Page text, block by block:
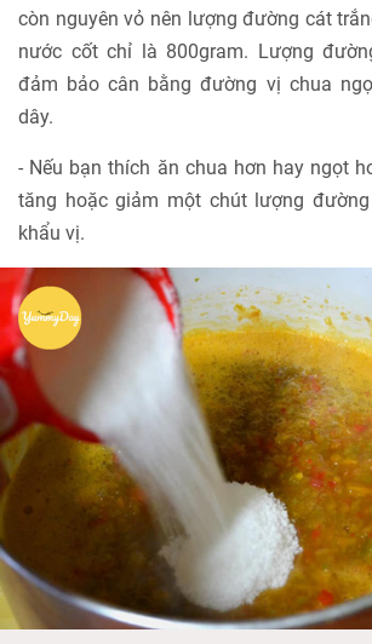
còn nguyên vỏ nên lượng đường cát
nước cốt chỉ là 800gram. Lượng
đảm bảo cân bằng đường vị chua
dây.
- Nếu bạn thích ăn chua hơn hay ngọt
tăng hoặc giảm một chút lượng
khẩu vị.